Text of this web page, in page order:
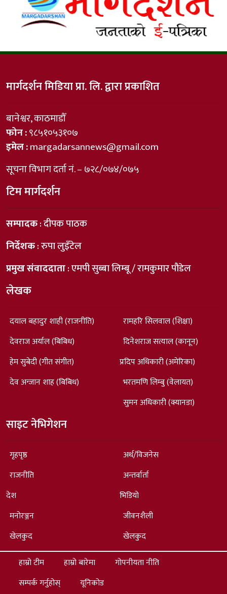
मार्गदर्शन मिडिया प्रा. लि. द्वारा प्रकाशित
बानेश्वर, काठमाडौँ
फोन :९८५१०५३१०७
इमेल :margadarsannews@gmail.com
सूचना विभाग दर्ता नं. – ७२८/०७४/०७५
टिम मार्गदर्शन
सम्पादक: दीपक पाठक
निर्देशक: रुपा लुइँटेल
प्रमुख संवाददाता: एमपी सुब्बा लिम्बू / रामकुमार पौडेल
लेखक
दयाल बहादुर शाही (राजनीति)
देवराज अर्याल (बिबिध)
हेम सुबेदी (गीत संगीत)
देव अन्जान शाह (बिबिध)
रामहरि सिलवाल (शिक्षा)
दिनेशराज सत्याल (कानून)
प्रदिप अधिकारी (अमेरिका)
भरतमणि लिम्बु (वेलायत)
सुमन अधिकारी (क्यानडा)
साइट नेभिगेशन
गृहपृष्ठ
राजनीति
देश
मनोरञ्जन
खेलकुद
अर्थ/विजनेस
अन्तर्वार्ता
भिडियो
जीवनशैली
खेलकुद
हाम्रो टीम
हाम्रो बारेमा
गोपनीयता नीति
सम्पर्क गर्नुहोस्
यूनिकोड